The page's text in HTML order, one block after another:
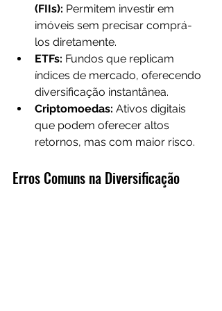
(FIIs): Permitem investir em
imóveis sem precisar comprá-
los diretamente.
ETFs: Fundos que replicam
índices de mercado, oferecendo
diversificação instantânea.
Criptomoedas: Ativos digitais
que podem oferecer altos
retornos, mas com maior risco.
Erros Comuns na Diversificação